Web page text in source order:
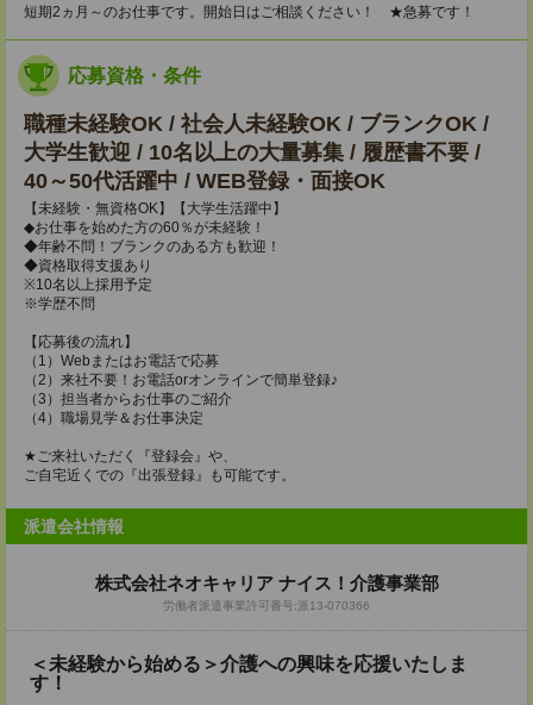
短期2ヵ月～のお仕事です。開始日はご相談ください！ ★急募です！
応募資格・条件
職種未経験OK / 社会人未経験OK / ブランクOK /
大学生歓迎 / 10名以上の大量募集 / 履歴書不要 /
40～50代活躍中 / WEB登録・面接OK
【未経験・無資格OK】【大学生活躍中】
◆お仕事を始めた方の60％が未経験！
◆年齢不問！ブランクのある方も歓迎！
◆資格取得支援あり
※10名以上採用予定
※学歴不問
【応募後の流れ】
（1）Webまたはお電話で応募
（2）来社不要！お電話orオンラインで簡単登録♪
（3）担当者からお仕事のご紹介
（4）職場見学＆お仕事決定
★ご来社いただく『登録会』や、
ご自宅近くでの『出張登録』も可能です。
派遣会社情報
株式会社ネオキャリア ナイス！介護事業部
労働者派遣事業許可番号:派13-070366
＜未経験から始める＞介護への興味を応援いたしま
す！